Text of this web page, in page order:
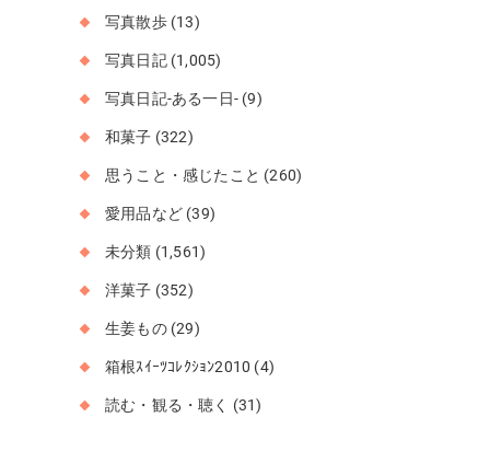
写真散歩(13)
写真日記(1,005)
写真日記-ある一日- (9)
和菓子 (322)
思うこと・感じたこと (260)
愛用品など (39)
未分類 (1,561)
洋菓子 (352)
生姜もの(29)
箱根ｽｲｰﾂｺﾚｸｼｮﾝ2010 (4)
読む・観る・聴く (31)